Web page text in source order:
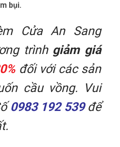
bụi.
Cửa An Sang
trình giảm giá
đối với các sản
cầu vồng. Vui
0983 192 539 để